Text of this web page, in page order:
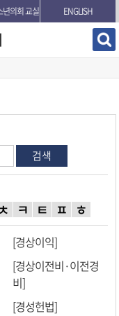
의회 교실
ENGLISH
검색
ㅊ ㅋ ㅌ ㅍ ㅎ
[경상이익]
[경상이전비·이전경
비]
[경성헌법]